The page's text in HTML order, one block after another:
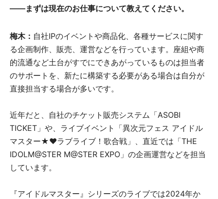
――まずは現在のお仕事について教えてください。
梅木： 自社IPのイベントや商品化、各種サービスに関す
る企画制作、販売、運営などを行っています。座組や商
的流通など土台がすでにできあがっているものは担当者
のサポートを、新たに構築する必要がある場合は自分が
直接担当する場合が多いです。
近年だと、自社のチケット販売システム「ASOBI
TICKET」や、ライブイベント「異次元フェス アイドル
マスター★♥︎ラブライブ！歌合戦」、直近では「THE
IDOLM@STER M@STER EXPO」の企画運営などを担当
しています。
『アイドルマスター』シリーズのライブでは2024年か